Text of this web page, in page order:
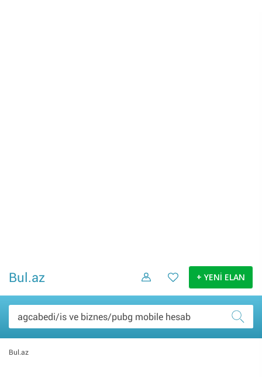
Bul.az + YENİ ELAN
Bul.az